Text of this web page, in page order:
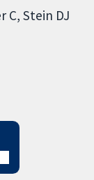
C Stein DJ